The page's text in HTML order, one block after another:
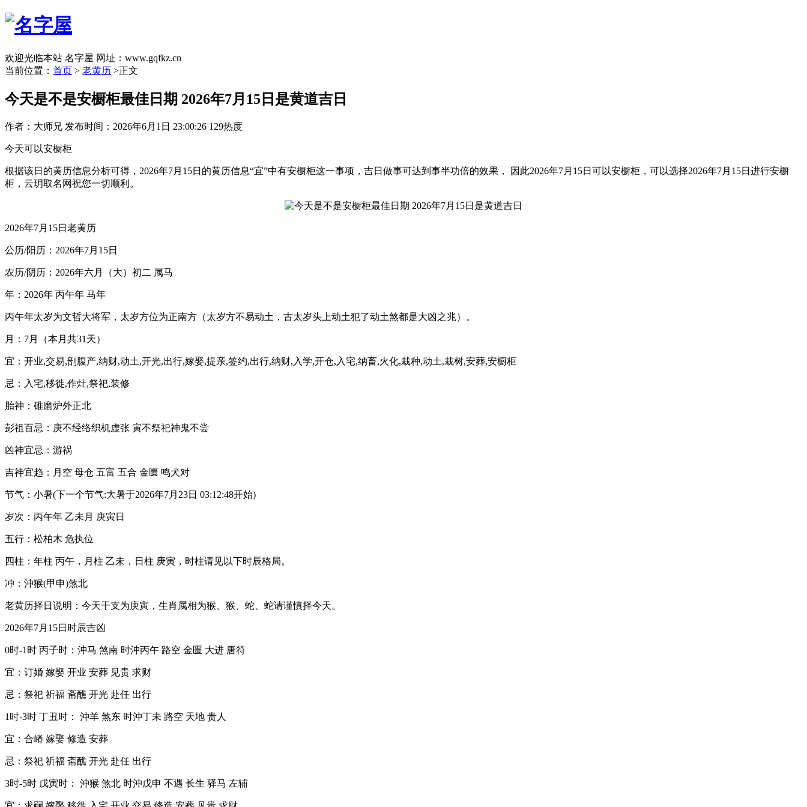
欢迎光临本站 名字屋 网址：www.gqfkz.cn
当前位置： 首页 > 老黄历 >正文
今天是不是安橱柜最佳日期 2026年7月15日是黄道吉日
作者：大师兄 发布时间：2026年6月1日 23:00:26 129热度
今天可以安橱柜
根据该日的黄历信息分析可得，2026年7月15日的黄历信息“宜”中有安橱柜这一事项，吉日做事可达到事半功倍的效果， 因此2026年7月15日可以安橱柜，可以选择2026年7月15日进行安橱
柜，云玥取名网祝您一切顺利。
2026年7月15日老黄历
公历/阳历：2026年7月15日
农历/阴历：2026年六月（大）初二 属马
年：2026年 丙午年 马年
丙午年太岁为文哲大将军，太岁方位为正南方（太岁方不易动土，古太岁头上动土犯了动土煞都是大凶之兆）。
月：7月（本月共31天）
宜：开业,交易,剖腹产,纳财,动土,开光,出行,嫁娶,提亲,签约,出行,纳财,入学,开仓,入宅,纳畜,火化,栽种,动土,栽树,安葬,安橱柜
忌：入宅,移徙,作灶,祭祀,装修
胎神：碓磨炉外正北
彭祖百忌：庚不经络织机虚张 寅不祭祀神鬼不尝
凶神宜忌：游祸
吉神宜趋：月空 母仓 五富 五合 金匮 鸣犬对
节气：小暑(下一个节气:大暑于2026年7月23日 03:12:48开始)
岁次：丙午年 乙未月 庚寅日
五行：松柏木 危执位
四柱：年柱 丙午，月柱 乙未，日柱 庚寅，时柱请见以下时辰格局。
冲：沖猴(甲申)煞北
老黄历择日说明：今天干支为庚寅，生肖属相为猴、猴、蛇、蛇请谨慎择今天。
2026年7月15日时辰吉凶
0时-1时 丙子时：沖马 煞南 时沖丙午 路空 金匮 大进 唐符
宜：订婚 嫁娶 开业 安葬 见贵 求财
忌：祭祀 祈福 斋醮 开光 赴任 出行
1时-3时 丁丑时： 沖羊 煞东 时沖丁未 路空 天地 贵人
宜：合嵴 嫁娶 修造 安葬
忌：祭祀 祈福 斋醮 开光 赴任 出行
3时-5时 戊寅时： 沖猴 煞北 时沖戊申 不遇 长生 驿马 左辅